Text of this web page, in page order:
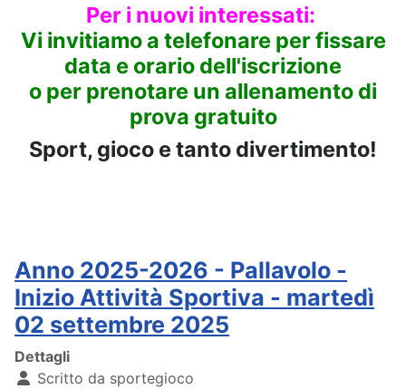
Per i nuovi interessati:
Vi invitiamo a telefonare per fissare
data e orario dell'iscrizione
o per prenotare un allenamento di
prova gratuito
Sport, gioco e tanto divertimento!
Anno 2025-2026 - Pallavolo -
Inizio Attività Sportiva - martedì
02 settembre 2025
Dettagli
Scritto da sportegioco